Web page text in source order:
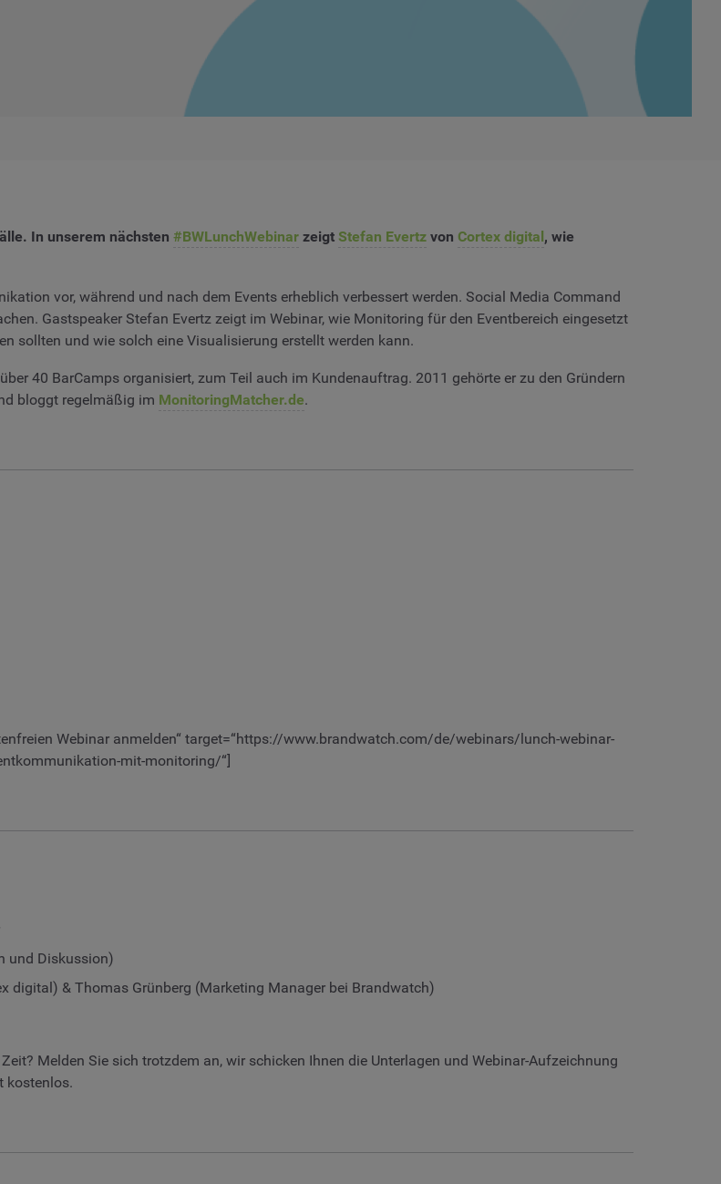
In unserem nächsten #BWLunchWebinar zeigt Stefan Evertz von Cortex digital, wie
vor, während und nach dem Events erheblich verbessert werden. Social Media Command
Gastspeaker Stefan Evertz zeigt im Webinar, wie Monitoring für den Eventbereich eingesetzt
sollten und wie solch eine Visualisierung erstellt werden kann.
40 BarCamps organisiert, zum Teil auch im Kundenauftrag. 2011 gehörte er zu den Gründern
bloggt regelmäßig im MonitoringMatcher.de.
Webinar anmelden“ target=“https://www.brandwatch.com/de/webinars/lunch-webinar-
mit-monitoring/“]
und Diskussion)
digital) & Thomas Grünberg (Marketing Manager bei Brandwatch)
Melden Sie sich trotzdem an, wir schicken Ihnen die Unterlagen und Webinar-Aufzeichnung
kostenlos.